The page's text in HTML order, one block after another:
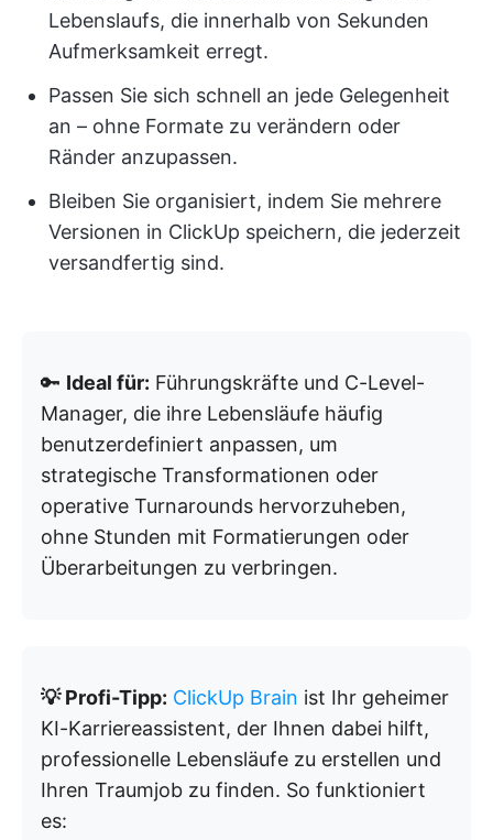
Lebenslaufs, die innerhalb von Sekunden
Aufmerksamkeit erregt.
Passen Sie sich schnell an jede Gelegenheit
an – ohne Formate zu verändern oder
Ränder anzupassen.
Bleiben Sie organisiert, indem Sie mehrere
Versionen in ClickUp speichern, die jederzeit
versandfertig sind.
🔑 Ideal für: Führungskräfte und C-Level-
Manager, die ihre Lebensläufe häufig
benutzerdefiniert anpassen, um
strategische Transformationen oder
operative Turnarounds hervorzuheben,
ohne Stunden mit Formatierungen oder
Überarbeitungen zu verbringen.
💡 Profi-Tipp: ClickUp Brain ist Ihr geheimer
KI-Karriereassistent, der Ihnen dabei hilft,
professionelle Lebensläufe zu erstellen und
Ihren Traumjob zu finden. So funktioniert
es: